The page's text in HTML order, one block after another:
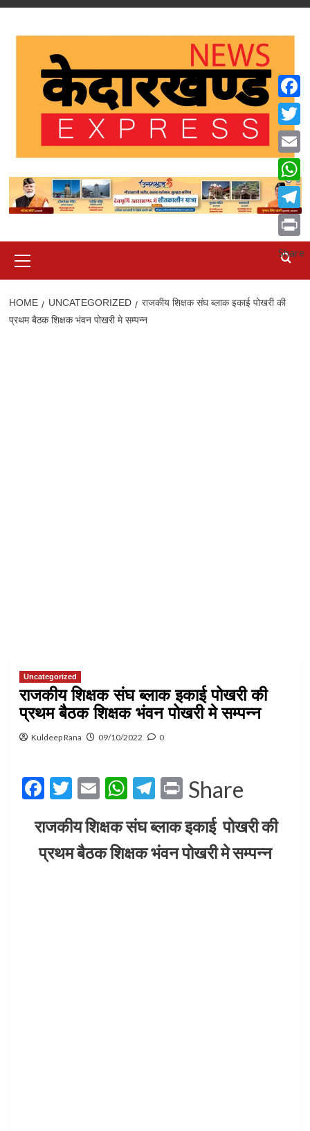
Skip
Menu
HOME UNCATEGORIZED
राजकीय शिक्षक संघ ब्लाक इकाई पोखरी की
प्रथम बैठक शिक्षक भंवन पोखरी मे सम्पन्न
Uncategorized
राजकीय शिक्षक संघ ब्लाक इकाई पोखरी की
प्रथम बैठक शिक्षक भंवन पोखरी मे सम्पन्न
Kuldeep Rana 09/10/2022 0
Facebook
Twitter
EmailWhatsApp
Telegram
Print
Share
राजकीय शिक्षक संघ ब्लाक इकाई पोखरी की
प्रथम बैठक शिक्षक भंवन पोखरी मे सम्पन्न
Email
Print
Share